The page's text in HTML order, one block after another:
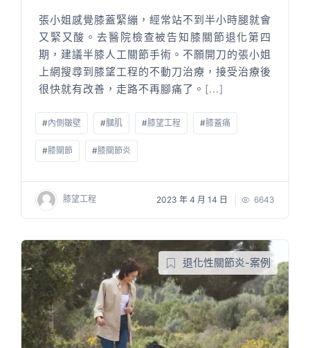
張小姐感覺膝蓋緊繃，經常站不到半小時腿就會
又緊又酸。去醫院檢查被告知膝關節退化第四
期，建議半膝人工關節手術。不願開刀的張小姐
上網搜尋到膝望工程的不動刀治療，接受治療後
很快就有改善，走路不再腳痛了。 [...]
#內側皺壁 #膕肌 #膝望工程 #膝蓋痛
#膝關節 #膝關節炎
膝望工程 2023 年 4 月 14 日 6643
退化性關節炎-案例